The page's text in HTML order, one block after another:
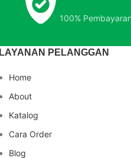
100%
LAYANAN PELANGGAN
Home
About
Katalog
Cara Order
Blog